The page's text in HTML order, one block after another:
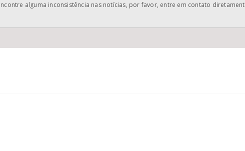
alguma inconsistência nas notícias, por favor, entre em contato